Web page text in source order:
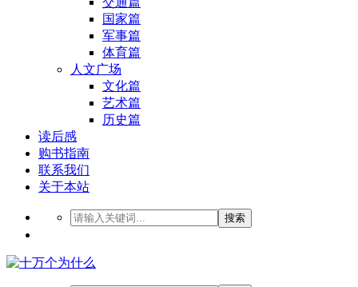
国家篇
军事篇
体育篇
人文广场
文化篇
艺术篇
历史篇
读后感
购书指南
联系我们
关于本站
搜索